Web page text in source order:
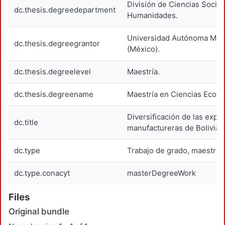
dc.thesis.degreedepartment
División de Ciencias
Humanidades.
dc.thesis.degreegrantor
Universidad Autónoma
(México).
dc.thesis.degreelevel Maestría.
dc.thesis.degreename Maestría en Ciencias
dc.title
Diversificación de las
manufactureras de Bolivia
dc.type Trabajo de grado, maestría
dc.type.conacyt masterDegreeWork
Files
Original bundle